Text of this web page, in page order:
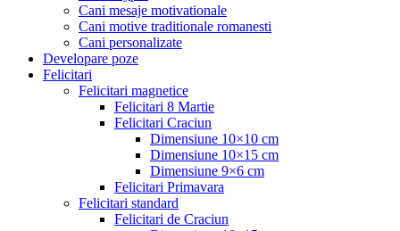
Cani mesaje motivationale
Cani motive traditionale romanesti
Cani personalizate
Developare poze
Felicitari
Felicitari magnetice
Felicitari 8 Martie
Felicitari Craciun
Dimensiune 10×10 cm
Dimensiune 10×15 cm
Dimensiune 9×6 cm
Felicitari Primavara
Felicitari standard
Felicitari de Craciun